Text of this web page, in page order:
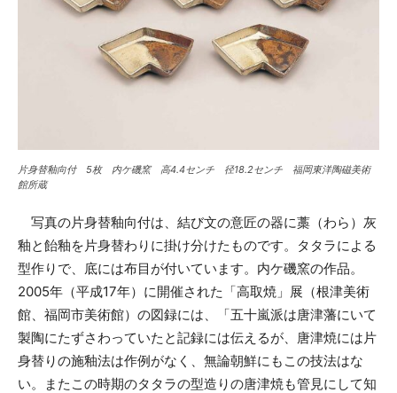
片身替釉向付 5枚 内ケ磯窯 高4.4センチ 径18.2センチ 福岡東洋陶磁美術
館所蔵
写真の片身替釉向付は、結び文の意匠の器に藁（わら）灰
釉と飴釉を片身替わりに掛け分けたものです。タタラによる
型作りで、底には布目が付いています。内ケ磯窯の作品。
2005年（平成17年）に開催された「高取焼」展（根津美術
館、福岡市美術館）の図録には、「五十嵐派は唐津藩にいて
製陶にたずさわっていたと記録には伝えるが、唐津焼には片
身替りの施釉法は作例がなく、無論朝鮮にもこの技法はな
い。またこの時期のタタラの型造りの唐津焼も管見にして知